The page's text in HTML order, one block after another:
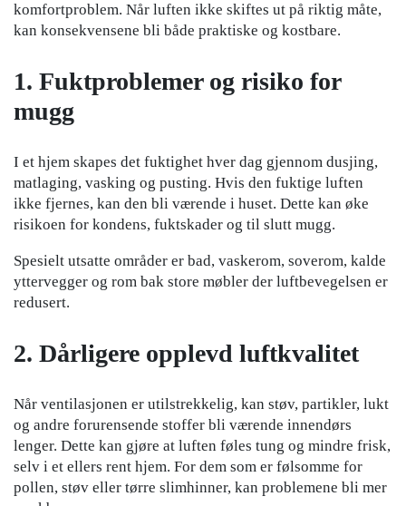
komfortproblem. Når luften ikke skiftes ut på riktig måte,
kan konsekvensene bli både praktiske og kostbare.
1. Fuktproblemer og risiko for
mugg
I et hjem skapes det fuktighet hver dag gjennom dusjing,
matlaging, vasking og pusting. Hvis den fuktige luften
ikke fjernes, kan den bli værende i huset. Dette kan øke
risikoen for kondens, fuktskader og til slutt mugg.
Spesielt utsatte områder er bad, vaskerom, soverom, kalde
yttervegger og rom bak store møbler der luftbevegelsen er
redusert.
2. Dårligere opplevd luftkvalitet
Når ventilasjonen er utilstrekkelig, kan støv, partikler, lukt
og andre forurensende stoffer bli værende innendørs
lenger. Dette kan gjøre at luften føles tung og mindre frisk,
selv i et ellers rent hjem. For dem som er følsomme for
pollen, støv eller tørre slimhinner, kan problemene bli mer